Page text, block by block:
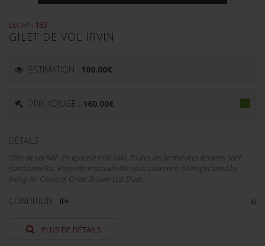
Lot n° : 183
GILET DE VOL IRVIN
ESTIMATION : 100.00€
PRIX ADJUGÉ : 160.00€
DÉTAILS :
Gilet de vol RAF. En épaisse toile kaki. Toutes les fermetures éclaires sont
fonctionnelles. Etiquette marquée AM sous couronne, Manufactured by
Irving Air Chute of Great Britain Ltd. Dual...
CONDITION : II+
PLUS DE DÉTAILS